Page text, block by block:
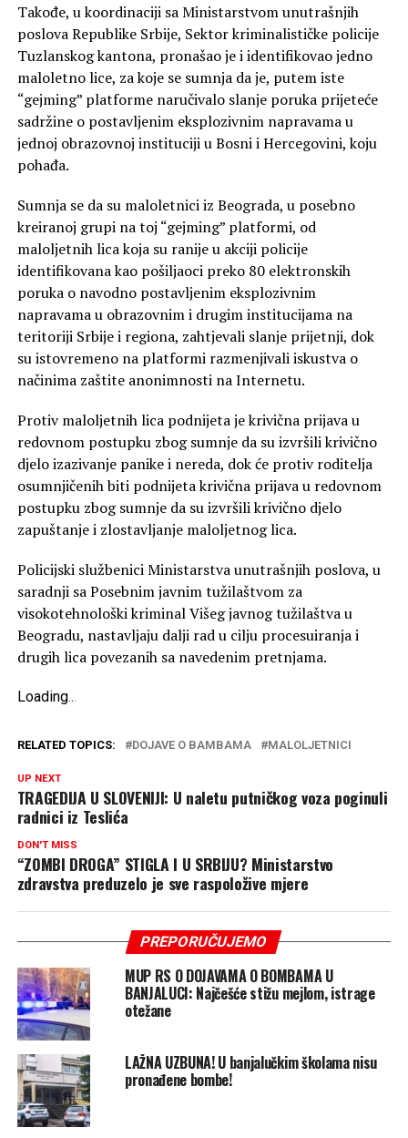
Takođe, u koordinaciji sa Ministarstvom unutrašnjih
poslova Republike Srbije, Sektor kriminalističke policije
Tuzlanskog kantona, pronašao je i identifikovao jedno
maloletno lice, za koje se sumnja da je, putem iste
“gejming” platforme naručivalo slanje poruka prijeteće
sadržine o postavljenim eksplozivnim napravama u
jednoj obrazovnoj instituciji u Bosni i Hercegovini, koju
pohađa.
Sumnja se da su maloletnici iz Beograda, u posebno
kreiranoj grupi na toj “gejming” platformi, od
maloljetnih lica koja su ranije u akciji policije
identifikovana kao pošiljaoci preko 80 elektronskih
poruka o navodno postavljenim eksplozivnim
napravama u obrazovnim i drugim institucijama na
teritoriji Srbije i regiona, zahtjevali slanje prijetnji, dok
su istovremeno na platformi razmenjivali iskustva o
načinima zaštite anonimnosti na Internetu.
Protiv maloljetnih lica podnijeta je krivična prijava u
redovnom postupku zbog sumnje da su izvršili krivično
djelo izazivanje panike i nereda, dok će protiv roditelja
osumnjičenih biti podnijeta krivična prijava u redovnom
postupku zbog sumnje da su izvršili krivično djelo
zapuštanje i zlostavljanje maloljetnog lica.
Policijski službenici Ministarstva unutrašnjih poslova, u
saradnji sa Posebnim javnim tužilaštvom za
visokotehnološki kriminal Višeg javnog tužilaštva u
Beogradu, nastavljaju dalji rad u cilju procesuiranja i
drugih lica povezanih sa navedenim pretnjama.
Loading...
RELATED TOPICS: DOJAVE O BAMBAMA MALOLJETNICI
UP NEXT
TRAGEDIJA U SLOVENIJI: U naletu putničkog voza poginuli
radnici iz Teslića
DON'T MISS
“ZOMBI DROGA” STIGLA I U SRBIJU? Ministarstvo
zdravstva preduzelo je sve raspoložive mjere
PREPORUČUJEMO
MUP RS O DOJAVAMA O BOMBAMA U
BANJALUCI: Najčešće stižu mejlom, istrage
otežane
LAŽNA UZBUNA! U banjalučkim školama nisu
pronađene bombe!